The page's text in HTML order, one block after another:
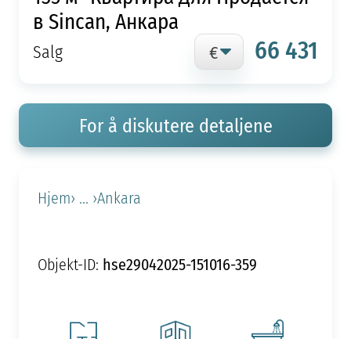
в Sincan, Анкара
Salg 66 431
For å diskutere detaljene
Hjem› ... ›Ankara
Objekt-ID: hse29042025-151016-359